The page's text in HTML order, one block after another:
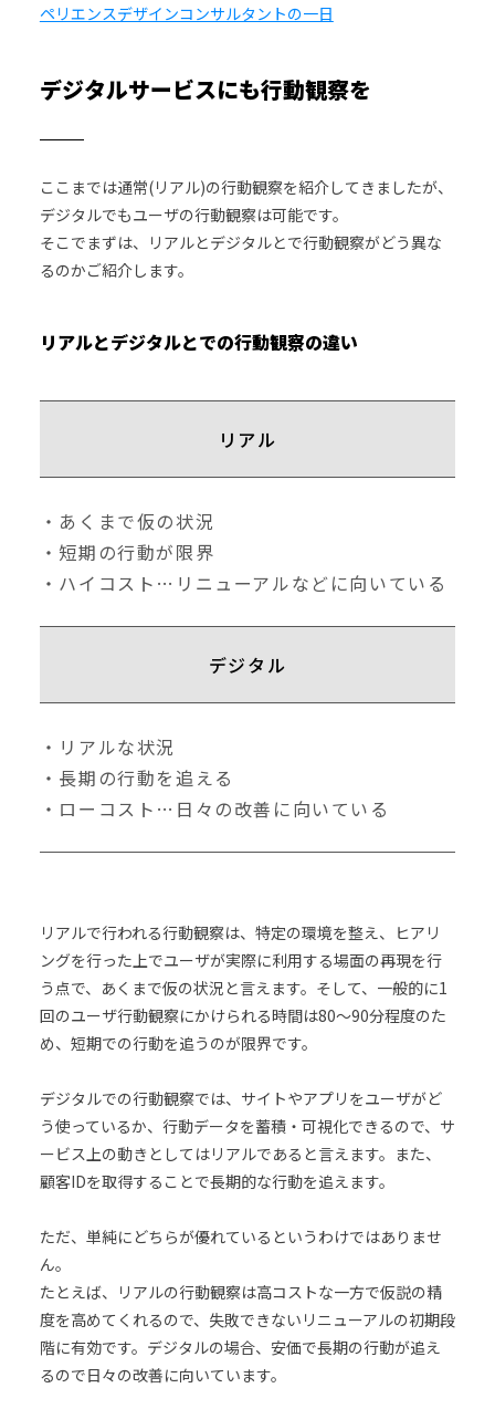
ペリエンスデザインコンサルタントの一日
デジタルサービスにも行動観察を
ここまでは通常(リアル)の行動観察を紹介してきましたが、
デジタルでもユーザの行動観察は可能です。
そこでまずは、リアルとデジタルとで行動観察がどう異な
るのかご紹介します。
リアルとデジタルとでの行動観察の違い
リアル
・あくまで仮の状況
・短期の行動が限界
・ハイコスト…リニューアルなどに向いている
デジタル
・リアルな状況
・長期の行動を追える
・ローコスト…日々の改善に向いている
リアルで行われる行動観察は、特定の環境を整え、ヒアリ
ングを行った上でユーザが実際に利用する場面の再現を行
う点で、あくまで仮の状況と言えます。そして、一般的に1
回のユーザ行動観察にかけられる時間は80～90分程度のた
め、短期での行動を追うのが限界です。
デジタルでの行動観察では、サイトやアプリをユーザがど
う使っているか、行動データを蓄積・可視化できるので、サ
ービス上の動きとしてはリアルであると言えます。また、
顧客IDを取得することで長期的な行動を追えます。
ただ、単純にどちらが優れているというわけではありませ
ん。
たとえば、リアルの行動観察は高コストな一方で仮説の精
度を高めてくれるので、失敗できないリニューアルの初期段
階に有効です。デジタルの場合、安価で長期の行動が追え
るので日々の改善に向いています。